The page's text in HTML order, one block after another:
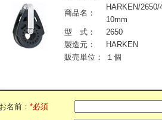
商品名：
HARKEN/
10mm
型 式：
2650
製造元：
HARKEN
販売単位：
１個
お名前： *必須